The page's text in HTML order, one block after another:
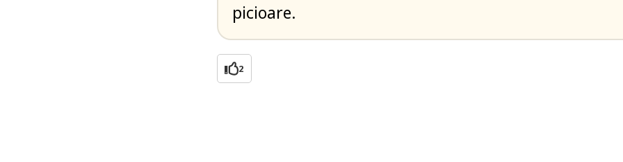
picioare.
2